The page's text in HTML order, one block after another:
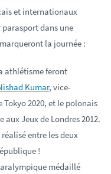
et internationaux
dans une
la journée :
athlétisme feront
Kumar, vice-
2020, et le polonais
aux Jeux de Londres 2012.
entre les deux
!
médaillé